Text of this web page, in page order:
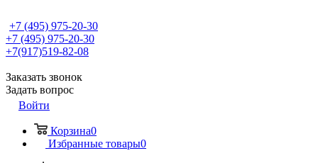
+7 (495) 975-20-30
+7 (495) 975-20-30
+7(917)519-82-08
Заказать звонок
Задать вопрос
Войти
Корзина0
Избранные товары0